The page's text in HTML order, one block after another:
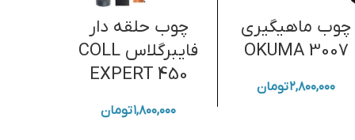
چوب ماهیگیری
OKUMA 3007
۲,۸۰۰,۰۰۰تومان
چوب حلقه دار
فایبرگلاس COLL
EXPERT 450
۱,۸۰۰,۰۰۰تومان